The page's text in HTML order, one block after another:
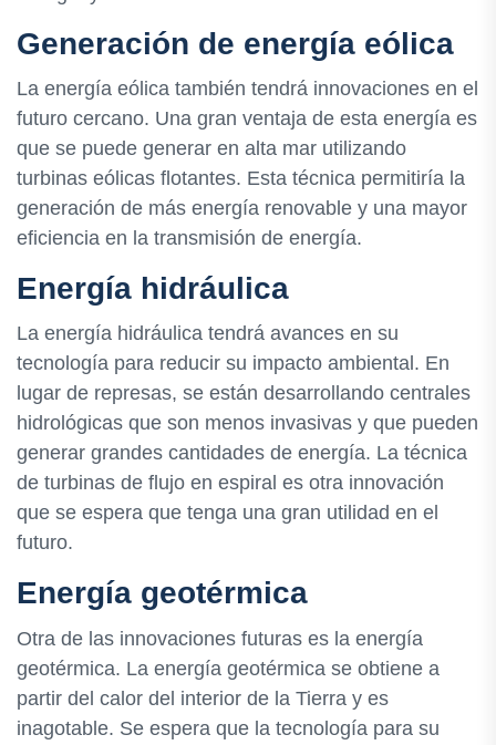
Generación de energía eólica
La energía eólica también tendrá innovaciones en el
futuro cercano. Una gran ventaja de esta energía es
que se puede generar en alta mar utilizando
turbinas eólicas flotantes. Esta técnica permitiría la
generación de más energía renovable y una mayor
eficiencia en la transmisión de energía.
Energía hidráulica
La energía hidráulica tendrá avances en su
tecnología para reducir su impacto ambiental. En
lugar de represas, se están desarrollando centrales
hidrológicas que son menos invasivas y que pueden
generar grandes cantidades de energía. La técnica
de turbinas de flujo en espiral es otra innovación
que se espera que tenga una gran utilidad en el
futuro.
Energía geotérmica
Otra de las innovaciones futuras es la energía
geotérmica. La energía geotérmica se obtiene a
partir del calor del interior de la Tierra y es
inagotable. Se espera que la tecnología para su